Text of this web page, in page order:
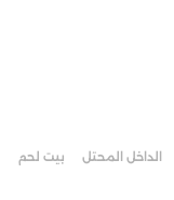
الداخل المحتل بيت لحم